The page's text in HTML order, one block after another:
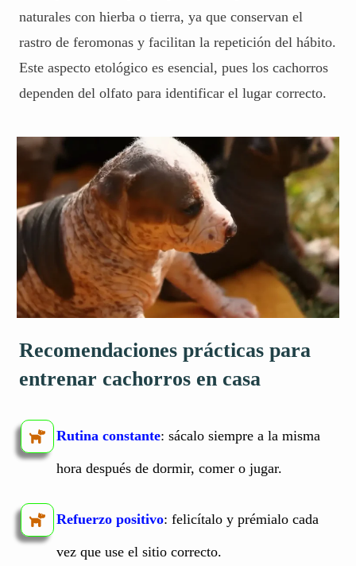
naturales con hierba o tierra, ya que conservan el
rastro de feromonas y facilitan la repetición del hábito.
Este aspecto etológico es esencial, pues los cachorros
dependen del olfato para identificar el lugar correcto.
Recomendaciones prácticas para
entrenar cachorros en casa
Rutina constante: sácalo siempre a la misma
hora después de dormir, comer o jugar.
Refuerzo positivo: felicítalo y prémialo cada
vez que use el sitio correcto.